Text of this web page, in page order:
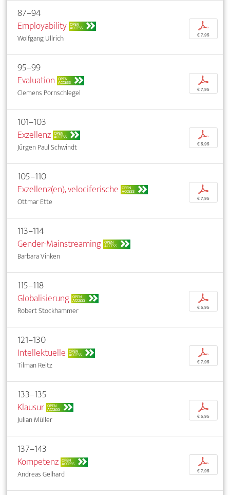
87–94
Employability OPEN
ACCESS
Wolfgang Ullrich
p
€ 7,95
95–99
Evaluation OPEN
ACCESS
Clemens Pornschlegel
p
€ 7,95
101–103
Exzellenz OPEN
ACCESS
Jürgen Paul Schwindt
p
€ 5,95
105–110
Exzellenz(en), velociferische OPEN
ACCESS
Ottmar Ette
p
€ 7,95
113–114
Gender-Mainstreaming OPEN
ACCESS
Barbara Vinken
115–118
Globalisierung OPEN
ACCESS
Robert Stockhammer
p
€ 5,95
121–130
Intellektuelle OPEN
ACCESS
Tilman Reitz
p
€ 7,95
133–135
Klausur OPEN
ACCESS
Julian Müller
p
€ 5,95
137–143
Kompetenz OPEN
ACCESS
Andreas Gelhard
p
€ 7,95